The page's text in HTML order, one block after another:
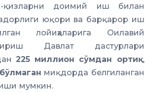
қизларни доимий иш билан
юқори ва барқарор иш
лойиҳаларига Оилавий
Давлат дастурлари
225 миллион сўмдан ортиқ,
миқдорда белгиланган
мумкин.